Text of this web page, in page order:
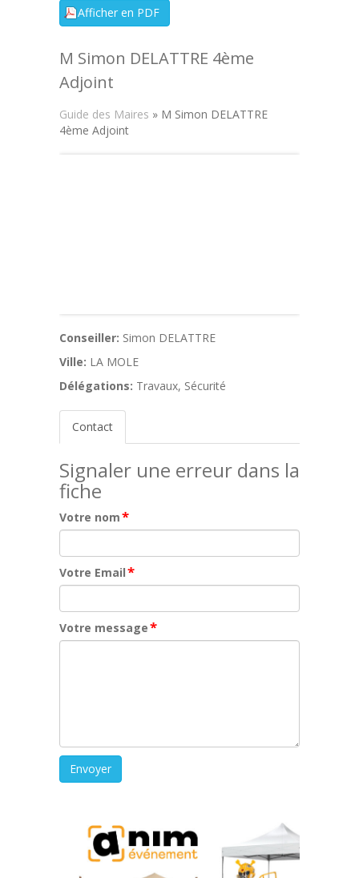
M Simon DELATTRE 4ème
Adjoint
Guide des Maires » M Simon DELATTRE
4ème Adjoint
Conseiller: Simon DELATTRE
Ville: LA MOLE
Délégations: Travaux, Sécurité
Contact
Signaler une erreur dans la
fiche
Votre nom*
Votre Email*
Votre message*